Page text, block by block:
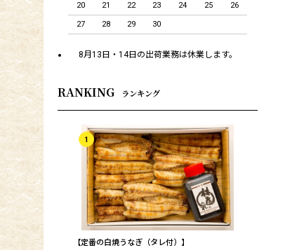
20 21 22 23 24 25 26
27 28 29 30
8月13日・14日の出荷業務は休業します。
RANKING ランキング
1
【定番の白焼うなぎ（タレ付）】